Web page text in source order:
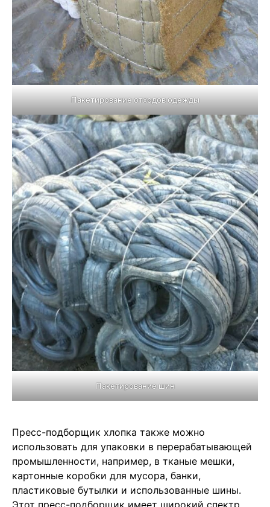
Пакетирование отходов одежды
Пакетирование шин
Пресс-подборщик хлопка также можно
использовать для упаковки в перерабатывающей
промышленности, например, в тканые мешки,
картонные коробки для мусора, банки,
пластиковые бутылки и использованные шины.
Этот пресс-подборщик имеет широкий спектр